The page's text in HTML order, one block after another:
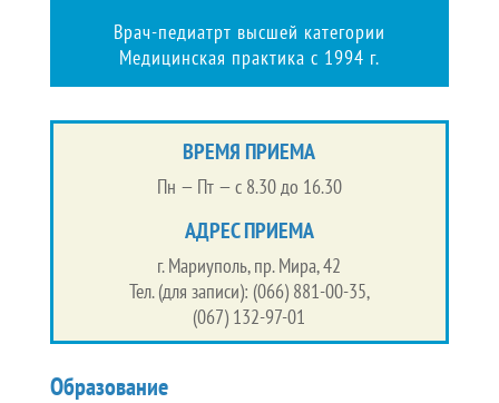
Врач-педиатрт высшей категории
Медицинская практика с 1994 г.
ВРЕМЯ ПРИЕМА
Пн — Пт — с 8.30 до 16.30
АДРЕС ПРИЕМА
г. Мариуполь, пр. Мира, 42
Тел. (для записи): (066) 881-00-35,
(067) 132-97-01
Образование